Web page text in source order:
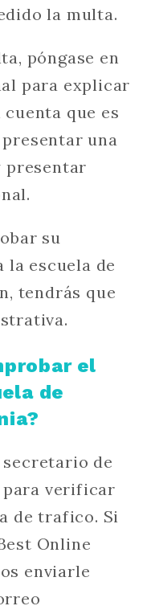
la multa.
póngase en
para explicar
que es
una
su
escuela de
tendrás que
el
de
de
verificar
de trafico. Si
Online
enviarle